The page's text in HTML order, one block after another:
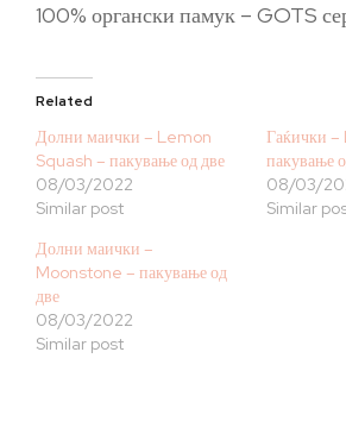
100% органски памук – GOTS
Related
Долни маички – Lemon
Squash – пакување од две
08/03/2022
Similar post
Гаќички
пакување
08/03/
Similar
Долни маички –
Moonstone – пакување од
две
08/03/2022
Similar post